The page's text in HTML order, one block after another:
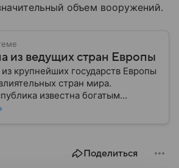
объем вооружений.
из ведущих стран Европы
крупнейших государств Европы
стран мира.
известна богатым
развитой экономикой,
Поделиться